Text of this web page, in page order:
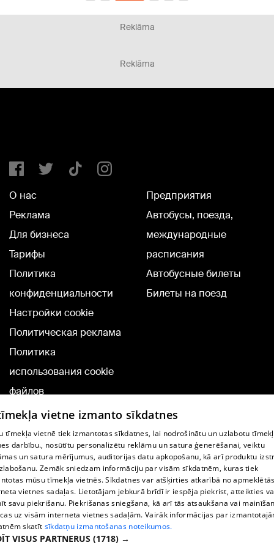
Reklāma
Reklāma
О нас
Реклама
Для бизнеса
Тарифы
Политика
конфиденциальности
Настройки cookie
Политическая реклама
Политика
использования cookie
файлов
Добавление
комментариев
Предприятия
Автобусы, поезда,
международные
расписания
Автобусные билеты
Билеты на поезд
TВ-программа
Условия договора
360 Ziņu kontakti
Helio Media
Служба помощи портала: э-почта -
vietne izmanto sīkdatnes
tīmekļa vietnē tiek izmantotas sīkdatnes, lai nodrošinātu un uzlabotu
darbību., nosūtītu personalizētu reklāmu un satura ģenerēšanai, veiktu
un satura mērījumus, auditorijas datu apkopošanu, kā arī produktu
Zemāk sniedzam informāciju par visām sīkdatnēm, kuras tiek
mūsu tīmekļa vietnēs. Sīkdatnes var atšķirties atkarībā no
vietnes sadaļas. Lietotājam jebkurā brīdī ir iespēja piekrist, atteikties
savu piekrišanu. Piekrišanas sniegšana, kā arī tās atsaukšana vai
uz visām interneta vietnes sadaļām. Vairāk informācijas par
skatīt sīkdatņu izmantošanas noteikumos.
VISUS PARTNERUS (1718) →